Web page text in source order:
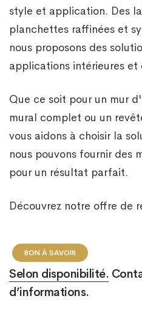
style et application. Des
planchettes raffinées et
nous proposons des
applications intérieures et
Que ce soit pour un mur
mural complet ou un
vous aidons à choisir la
nous pouvons fournir des
pour un résultat parfait.
Découvrez notre offre de
BON À SAVOIR
Selon disponibilité.
d’informations.